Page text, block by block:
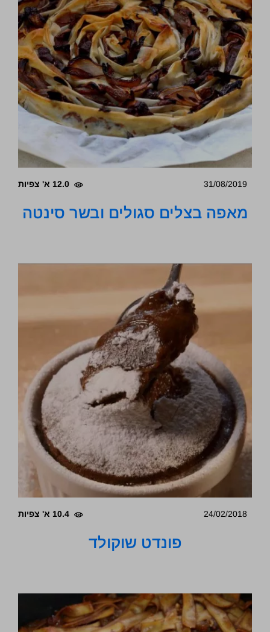
31/08/2019 12.0 א' צפיות
מאפה בצלים סגולים ובשר סינטה
24/02/2018 10.4 א' צפיות
פונדט שוקולד